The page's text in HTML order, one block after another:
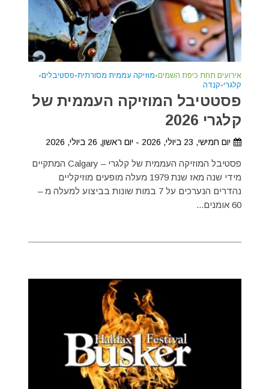
אירועים תחת כיפת השמים•מוזיקה עממית מסורתית•פסטיבלים•
קלגרי•קנדה
פסטטיבל המוזיקה העממית של
קלגרי 2026
יום חמישי, 23 ביולי, 2026 - יום ראשון, 26 ביולי, 2026
פסטיבל המוזיקה העממית של קלגרי – Calgary המתקיים
מידי שנה מאז שנת 1979 מעלה מופעים מוזיקליים
נהדרים הנערכים על 7 במות שונות בביצוע למעלה מ –
60 אומנים...